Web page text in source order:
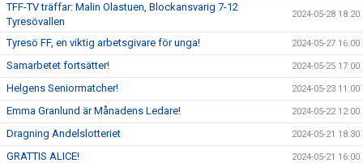
TFF-TV träffar: Malin Olastuen, Blockansvarig 7-12
Tyresövallen
2024-05-28 18:20
Tyresö FF, en viktig arbetsgivare för unga! 2024-05-27 16:00
Samarbetet fortsätter! 2024-05-25 17:00
Helgens Seniormatcher! 2024-05-23 11:00
Emma Granlund är Månadens Ledare! 2024-05-22 12:00
Dragning Andelslotteriet 2024-05-21 18:30
GRATTIS ALICE! 2024-05-21 16:00